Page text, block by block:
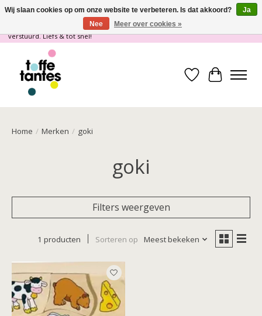
Wij gaan op vakantie! vanaf 4 juli t/m 21 juli worden er geen pakketjes
verstuurd. Liefs & tot snel!
Verlanglijst
Home / Merken / goki
goki
Filters weergeven
1 producten Sorteren op Meest bekeken
Wij slaan cookies op om onze website te verbeteren. Is dat akkoord?
Ja
Nee
Meer over cookies »